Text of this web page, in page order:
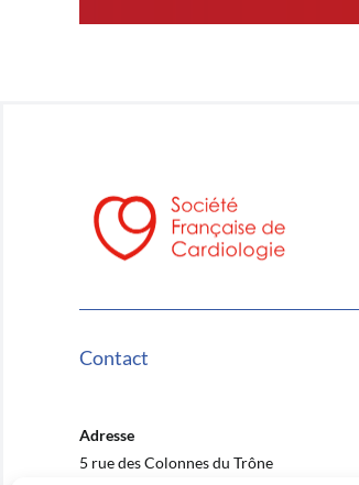
Contact
Adresse
5 rue des Colonnes du Trône